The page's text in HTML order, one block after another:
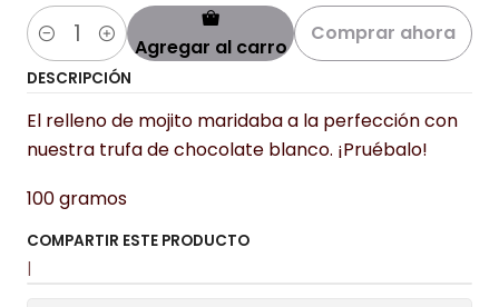
Cantidad Agregar al carro
Comprar ahora
DESCRIPCIÓN
El relleno de mojito maridaba a la perfección con
nuestra trufa de chocolate blanco. ¡Pruébalo!
100 gramos
COMPARTIR ESTE PRODUCTO
|